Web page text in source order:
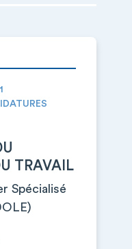
TRAVAIL
Spécialisé